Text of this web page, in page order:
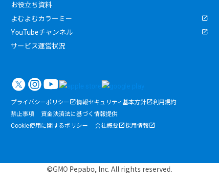
お役立ち資料
よむよむカラーミー
YouTubeチャンネル
サービス運営状況
プライバシーポリシー 情報セキュリティ基本方針
利用規約
禁止事項
資金決済法に基づく情報提供
Cookie使用に関するポリシー
会社概要 採用情報
©GMO Pepabo, Inc. All rights reserved.